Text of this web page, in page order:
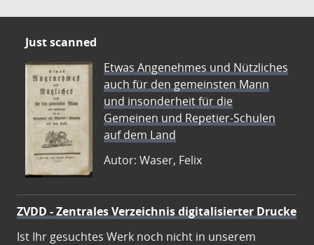
Just scanned
Etwas Angenehmes und Nützliches
auch für den gemeinsten Mann
und insonderheit für die
Gemeinen und Repetier-Schulen
auf dem Land
Autor: Waser, Felix
ZVDD - Zentrales Verzeichnis digitalisierter Drucke
Ist Ihr gesuchtes Werk noch nicht in unserem